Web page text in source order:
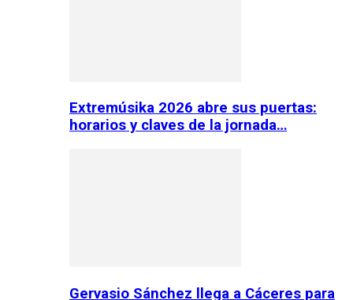
Extremúsika 2026 abre sus puertas:
horarios y claves de la jornada…
Gervasio Sánchez llega a Cáceres para